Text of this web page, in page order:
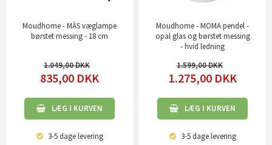
Moudhome - MÀS væglampe
børstet messing - 18 cm
1.049,00
835,00 DKK
LÆG I KURVEN
3-5 dagelevering
Moudhome - MOMA pendel -
opal glas og børstet messing
- hvid ledning
1.599,00
1.275,00 DKK
LÆG I KURVEN
3-5 dagelevering